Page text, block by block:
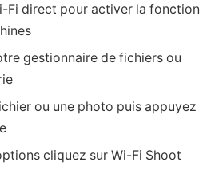
Fi direct pour activer la fonction
gestionnaire de fichiers ou
ou une photo puis appuyez
cliquez sur Wi-Fi Shoot